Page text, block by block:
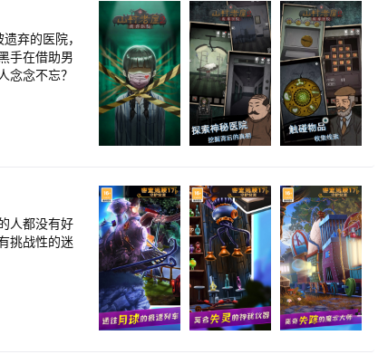
弃的医院，
手在借助男
念念不忘？
人都没有好
挑战性的迷